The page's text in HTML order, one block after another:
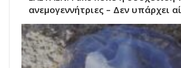
ανεμογεννήτριες – Δεν υπάρχει